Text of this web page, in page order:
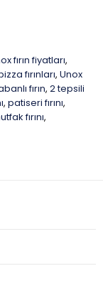
fırın fiyatları,
fırınları, Unox
fırın, 2 tepsili
, patiseri fırını,
fırını,